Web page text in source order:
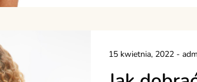
15 kwietnia, 2022-